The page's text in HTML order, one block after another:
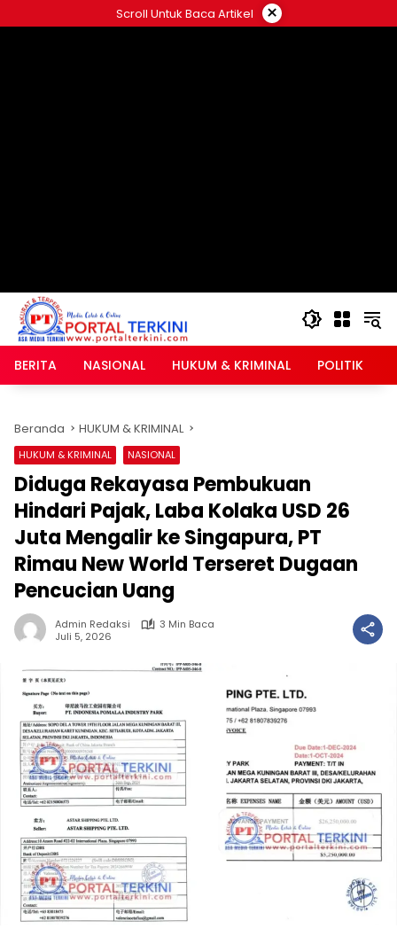
ke
Scroll Untuk Baca Artikel ×
BERITA NASIONAL HUKUM & KRIMINAL POLITIK
Beranda HUKUM & KRIMINAL
HUKUM & KRIMINAL NASIONAL
Diduga Rekayasa Pembukuan
Hindari Pajak, Laba Kolaka USD 26
Juta Mengalir ke Singapura, PT
Rimau New World Terseret Dugaan
Pencucian Uang
Admin Redaksi
3 Min Baca
Juli 5, 2026